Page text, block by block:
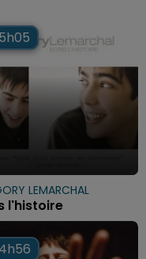
5h05
5h05
LEMARCHAL
l'histoire
4h56
4h56